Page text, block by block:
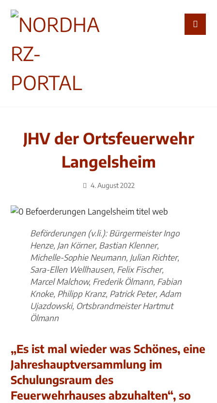
JHV der Ortsfeuerwehr
Langelsheim
4. August 2022
Beförderungen (v.li.): Bürgermeister Ingo
Henze, Jan Körner, Bastian Klenner,
Michelle-Sophie Neumann, Julian Richter,
Sara-Ellen Wellhausen, Felix Fischer,
Marcel Malchow, Frederik Ölmann, Fabian
Knoke, Philipp Kranz, Patrick Peter, Adam
Ujazdowski, Ortsbrandmeister Hartmut
Ölmann
„Es ist mal wieder was Schönes, eine
Jahreshauptversammlung im
Schulungsraum des
Feuerwehrhauses abzuhalten“, so